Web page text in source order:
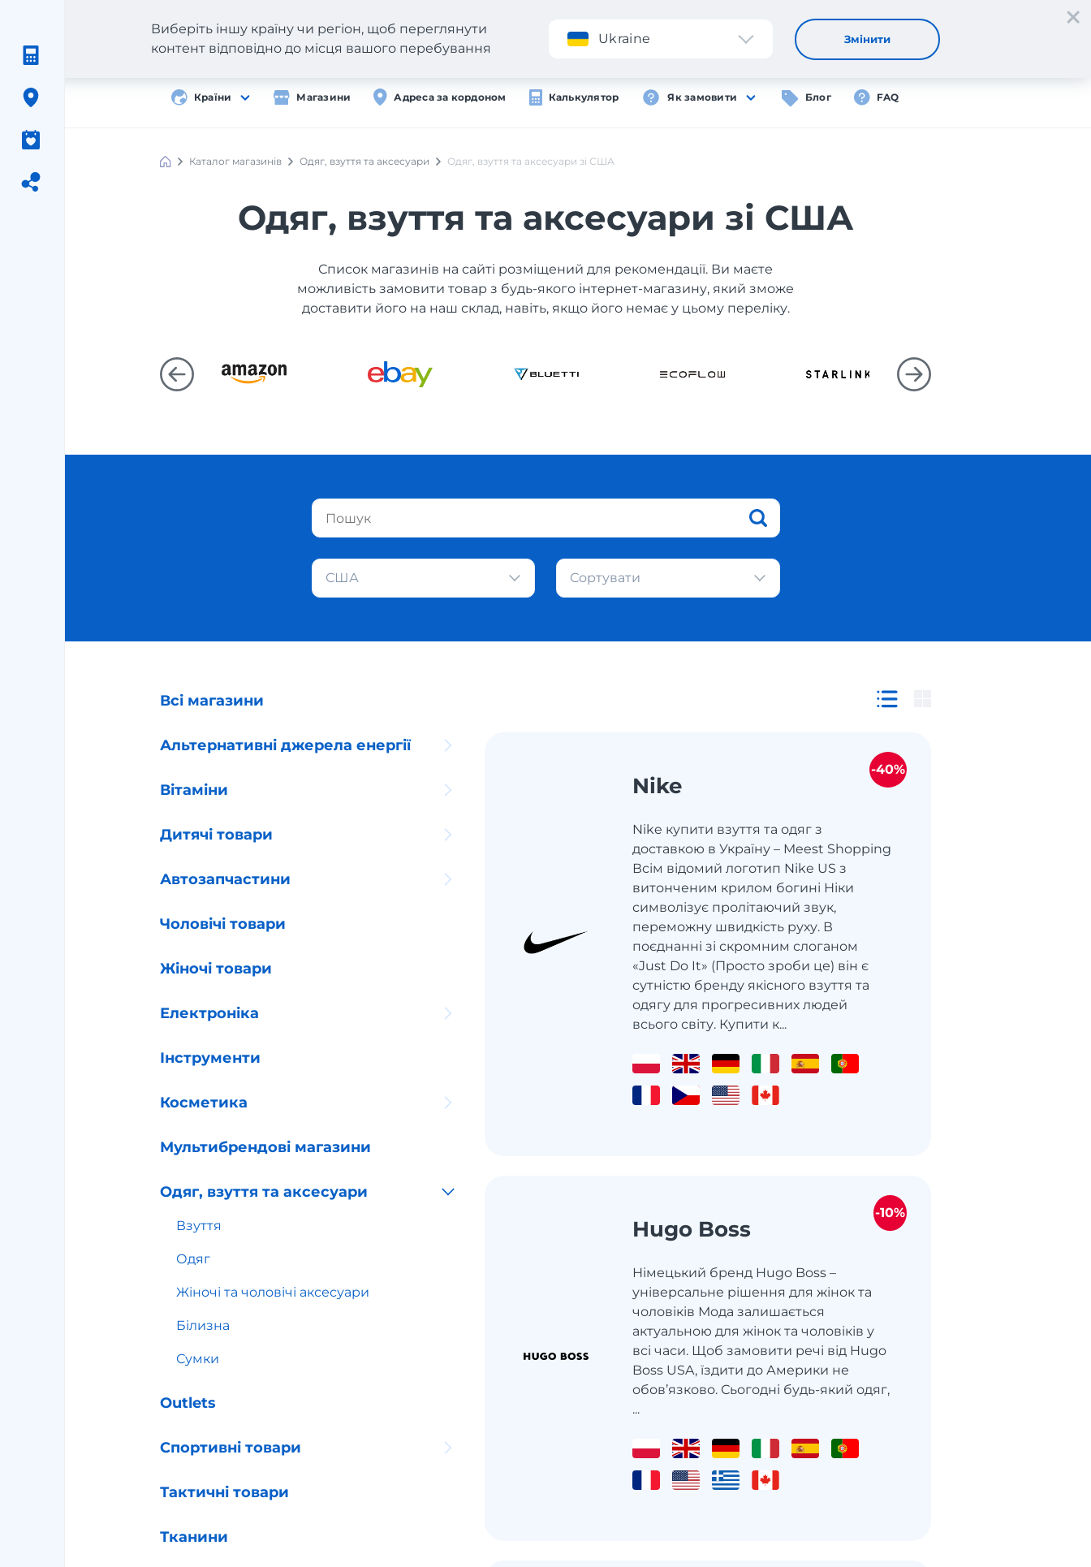
Додаток Реєстрація Вхід
Країни Магазини Адреса за кордоном Калькулятор Як замовити Блог FAQ
Виберіть іншу країну чи регіон, щоб переглянути
контент відповідно до місця вашого перебування
Ukraine Змінити
Каталог магазинів Одяг, взуття та аксесуари Одяг, взуття та аксесуари зі США
Одяг, взуття та аксесуари зі США
Список магазинів на сайті розміщений для рекомендації. Ви маєте
можливість замовити товар з будь-якого інтернет-магазину, який зможе
доставити його на наш склад, навіть, якщо його немає у цьому переліку.
США Сортувати
Всі магазини
Альтернативні джерела енергії
Вітаміни
Дитячі товари
Автозапчастини
Чоловічі товари
Жіночі товари
Електроніка
Інструменти
Косметика
Мультибрендові магазини
Одяг, взуття та аксесуари
Взуття
Одяг
Жіночі та чоловічі аксесуари
Білизна
Сумки
Outlets
Спортивні товари
Тактичні товари
Тканини
Nike
Nike купити взуття та одяг з
доставкою в Україну – Meest Shopping
Всім відомий логотип Nike US з
витонченим крилом богині Ніки
символізує пролітаючий звук,
переможну швидкість руху. В
поєднанні зі скромним слоганом
«Just Do It» (Просто зроби це) він є
сутністю бренду якісного взуття та
одягу для прогресивних людей
всього світу. Купити к...
-40%
Hugo Boss
Німецький бренд Hugo Boss –
універсальне рішення для жінок та
чоловіків Мода залишається
актуальною для жінок та чоловіків у
всі часи. Щоб замовити речі від Hugo
Boss USA, їздити до Америки не
обов’язково. Сьогодні будь-який одяг,
...
-10%